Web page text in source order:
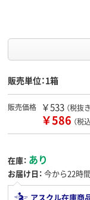
販売単位：1箱
販売価格 ￥533 （税抜き
￥586 （税
在庫： あり
お届け日： 今から22時
アスクル在庫商